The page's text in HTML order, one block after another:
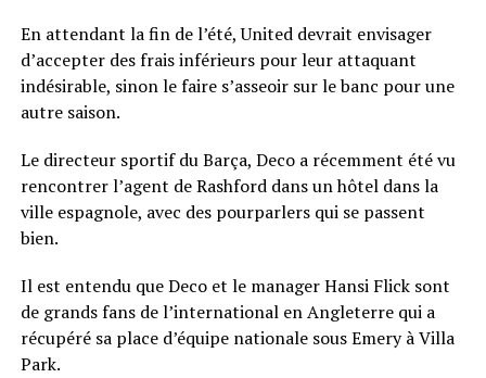
En attendant la fin de l’été, United devrait envisager
d’accepter des frais inférieurs pour leur attaquant
indésirable, sinon le faire s’asseoir sur le banc pour une
autre saison.
Le directeur sportif du Barça, Deco a récemment été vu
rencontrer l’agent de Rashford dans un hôtel dans la
ville espagnole, avec des pourparlers qui se passent
bien.
Il est entendu que Deco et le manager Hansi Flick sont
de grands fans de l’international en Angleterre qui a
récupéré sa place d’équipe nationale sous Emery à Villa
Park.